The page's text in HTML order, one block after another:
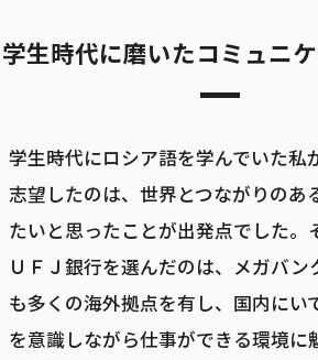
学生時代に磨いたコミュニ
学生時代にロシア語を学んでいた私
志望したのは、世界とつながりのあ
たいと思ったことが出発点でした。
ＵＦＪ銀行を選んだのは、メガバン
も多くの海外拠点を有し、国内にい
を意識しながら仕事ができる環境に